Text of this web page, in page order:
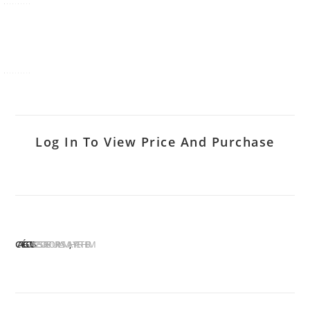
Log In To View Price And Purchase
CATÉGORIES :ACCESSOIRES POUR PLASMAHYPERTHERM